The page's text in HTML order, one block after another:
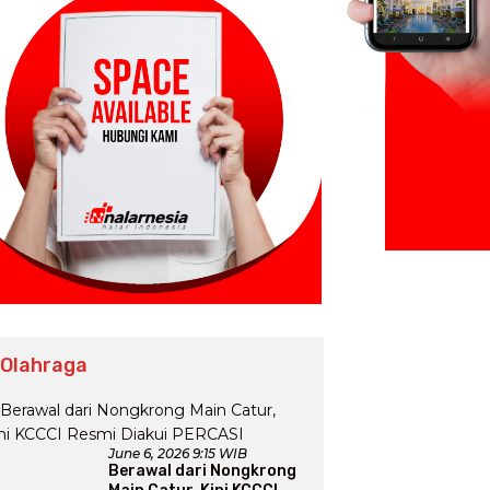
June 6, 2026 9:15 WIB
Berawal dari Nongkrong